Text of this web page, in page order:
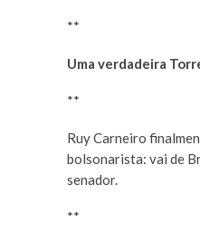
**
Uma verdadeira
**
Ruy Carneiro
bolsonarista: vai de
senador.
**